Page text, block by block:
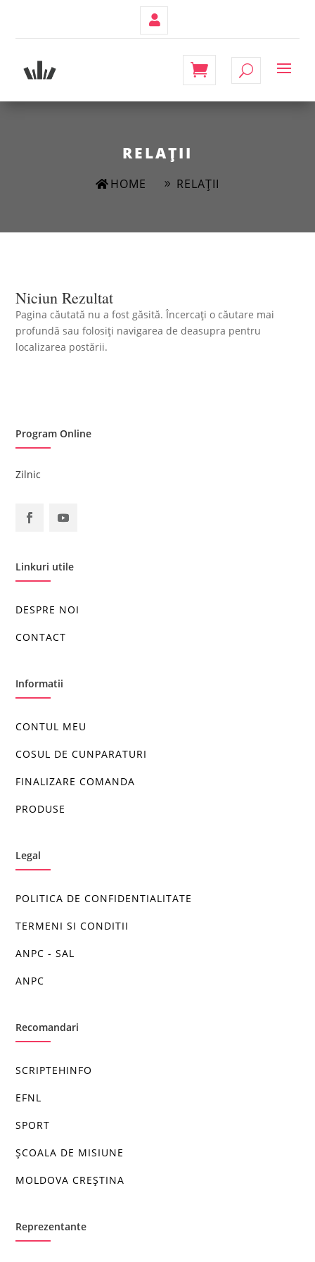
relații
HOME RELAȚII
Niciun Rezultat
Pagina căutată nu a fost găsită. Încercați o căutare mai
profundă sau folosiți navigarea de deasupra pentru
localizarea postării.
Program Online
Zilnic
Linkuri utile
DESPRE NOI
CONTACT
Informatii
CONTUL MEU
COSUL DE CUNPARATURI
FINALIZARE COMANDA
PRODUSE
Legal
POLITICA DE CONFIDENTIALITATE
TERMENI SI CONDITII
ANPC - SAL
ANPC
Recomandari
SCRIPTEHINFO
EFNL
SPORT
ȘCOALA DE MISIUNE
MOLDOVA CREȘTINA
Reprezentante